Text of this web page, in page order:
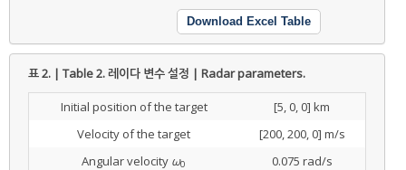
Download Excel Table
표 2. | Table 2.레이다 변수 설정 | Radar parameters.
Initial position of the target
[5, 0, 0] km
Velocity of the target
[200, 200, 0] m/s
Angular velocity ω0
0.075 rad/s